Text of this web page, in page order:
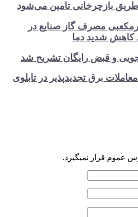
تامین می‌شود
مصرف گاز صنایع در
رایگان تشریح شد
برق تجدیدپذیر در تابلوی
نمیگیرد.